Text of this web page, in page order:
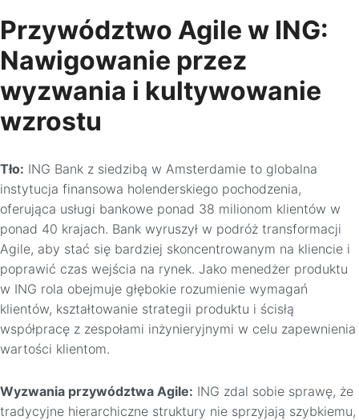
Przywództwo Agile w ING:
Nawigowanie przez
wyzwania i kultywowanie
wzrostu
Tło: ING Bank z siedzibą w Amsterdamie to globalna
instytucja finansowa holenderskiego pochodzenia,
oferująca usługi bankowe ponad 38 milionom klientów w
ponad 40 krajach. Bank wyruszył w podróż transformacji
Agile, aby stać się bardziej skoncentrowanym na kliencie i
poprawić czas wejścia na rynek. Jako menedżer produktu
w ING rola obejmuje głębokie rozumienie wymagań
klientów, kształtowanie strategii produktu i ścisłą
współpracę z zespołami inżynieryjnymi w celu zapewnienia
wartości klientom.
Wyzwania przywództwa Agile: ING zdal sobie sprawę, że
tradycyjne hierarchiczne struktury nie sprzyjają szybkiemu,